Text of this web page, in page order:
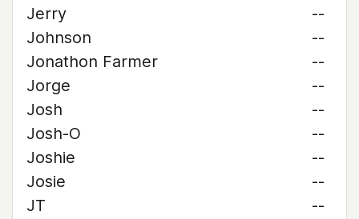
Jerry
--
Johnson
--
Jonathon Farmer
--
Jorge
--
Josh
--
Josh-O
--
Joshie
--
Josie
--
JT
--